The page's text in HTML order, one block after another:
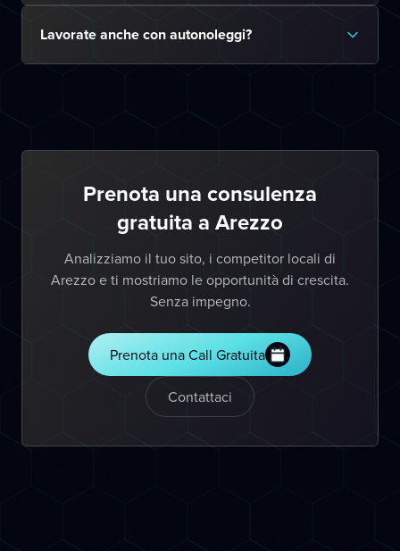
Lavorate anche con autonoleggi?
Prenota una consulenza
gratuita a Arezzo
Analizziamo il tuo sito, i competitor locali di
Arezzo e ti mostriamo le opportunità di crescita.
Senza impegno.
Prenota una Call Gratuita
Contattaci